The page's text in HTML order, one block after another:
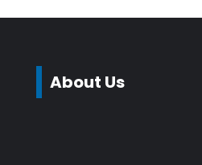
About Us